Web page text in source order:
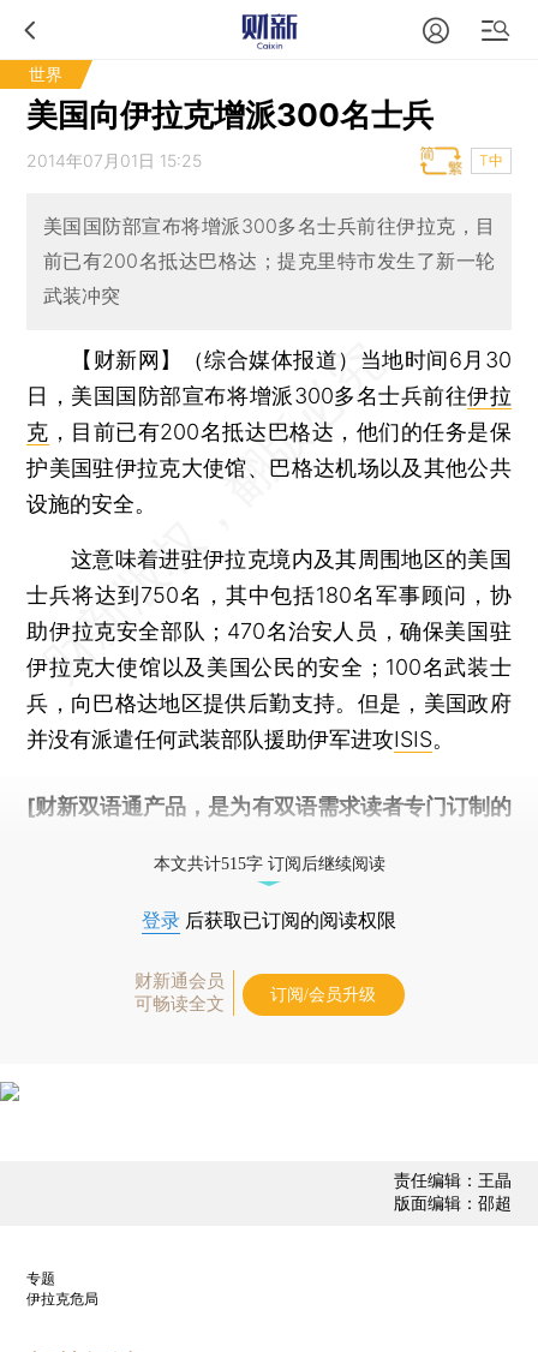
世界
美国向伊拉克增派300名士兵
2014年07月01日 15:25 T中
美国国防部宣布将增派300多名士兵前往伊拉克，目
前已有200名抵达巴格达；提克里特市发生了新一轮
武装冲突
【财新网】（综合媒体报道） 当地时间6月30
日，美国国防部宣布将增派300多名士兵前往伊拉
克 ，目前已有200名抵达巴格达，他们的任务是保
护美国驻伊拉克大使馆、巴格达机场以及其他公共
设施的安全。
这意味着进驻伊拉克境内及其周围地区的美国
士兵将达到750名，其中包括180名军事顾问，协
助伊拉克安全部队；470名治安人员，确保美国驻
伊拉克大使馆以及美国公民的安全；100名武装士
兵，向巴格达地区提供后勤支持。但是，美国政府
并没有派遣任何武装部队援助伊军进攻ISIS。
[财新双语通产品，是为有双语需求读者专门订制的
本文共计515字 订阅后继续阅读
登录 后获取已订阅的阅读权限
财新通会员
可畅读全文
订阅/会员升级
责任编辑：王晶
版面编辑：邵超
专题
伊拉克危局